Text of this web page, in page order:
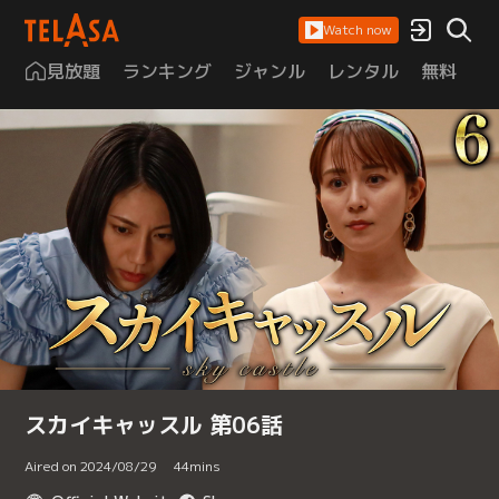
Watch now
見放題 ランキング ジャンル レンタル 無料
スカイキャッスル 第06話
Aired on 2024/08/29 44mins